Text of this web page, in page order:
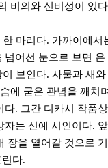
비의와 신비성이 있다
한 마리다. 가까이에서
넘어선 눈으로 보면
이 보인다. 사물과 새
에 굳은 관념을 깨치
다. 그간 디카시 작품
자는 신예 시인이다.
장을 열어갈 것으로
린다.